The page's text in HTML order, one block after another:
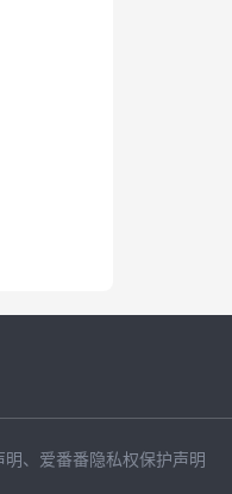
明、 爱番番隐私权保护声明